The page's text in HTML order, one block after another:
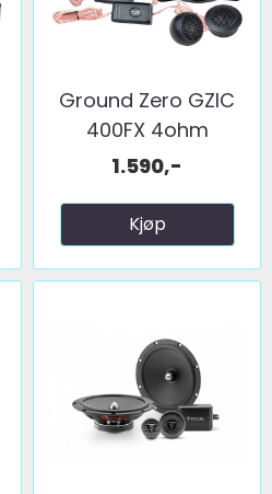
Ground Zero GZIC
400FX 4ohm
1.590,-
Kjøp